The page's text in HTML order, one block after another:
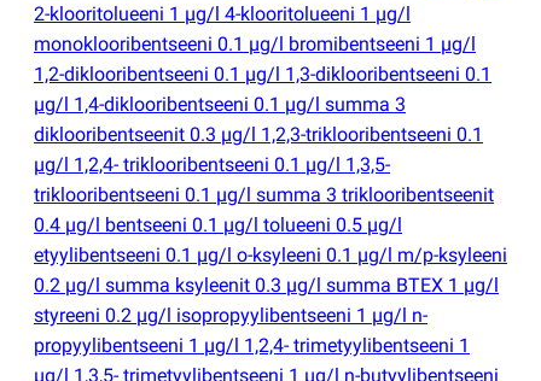
2-klooritolueeni 1 µg/l 4-klooritolueeni 1 µg/l
monoklooribentseeni 0.1 µg/l bromibentseeni 1 µg/l
1,2-diklooribentseeni 0.1 µg/l 1,3-diklooribentseeni 0.1
µg/l 1,4-diklooribentseeni 0.1 µg/l summa 3
diklooribentseenit 0.3 µg/l 1,2,3-triklooribentseeni 0.1
µg/l 1,2,4- triklooribentseeni 0.1 µg/l 1,3,5-
triklooribentseeni 0.1 µg/l summa 3 triklooribentseenit
0.4 µg/l bentseeni 0.1 µg/l tolueeni 0.5 µg/l
etyylibentseeni 0.1 µg/l o-ksyleeni 0.1 µg/l m/p-ksyleeni
0.2 µg/l summa ksyleenit 0.3 µg/l summa BTEX 1 µg/l
styreeni 0.2 µg/l isopropyylibentseeni 1 µg/l n-
propyylibentseeni 1 µg/l 1,2,4- trimetyylibentseeni 1
µg/l 1,3,5- trimetyylibentseeni 1 µg/l n-butyylibentseeni